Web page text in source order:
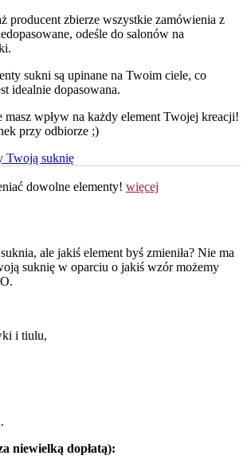
producent zbierze wszystkie zamówienia z
odeśle do salonów na
sukni są upinane na Twoim ciele, co
idealnie dopasowana.
wpływ na każdy element Twojej kreacji!
przy odbiorze ;)
Twoją suknię
dowolne elementy​! więcej
ale jakiś element byś zmieniła? Nie ma
suknię w oparciu o jakiś wzór możemy
i tiulu,
niewielką dopłatą):